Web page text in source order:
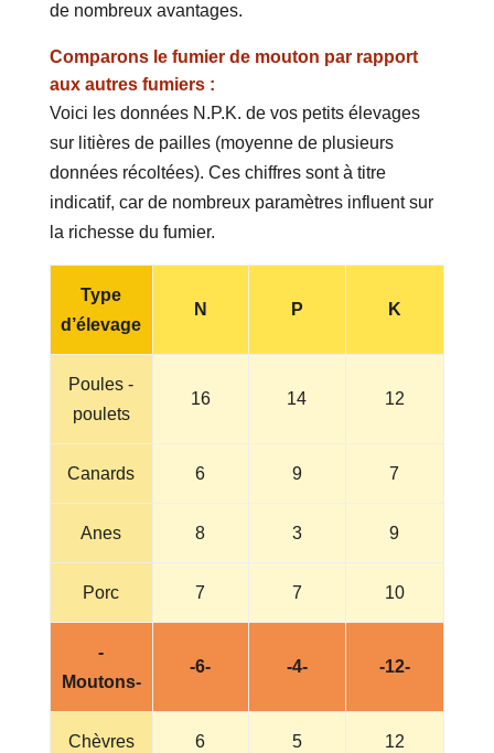
de nombreux avantages.
Comparons le fumier de mouton par rapport
aux autres fumiers :
Voici les données N.P.K. de vos petits élevages
sur litières de pailles (moyenne de plusieurs
données récoltées). Ces chiffres sont à titre
indicatif, car de nombreux paramètres influent sur
la richesse du fumier.
Type
d’élevage
N P K
Poules -
poulets
16 14 12
Canards 6 9 7
Anes 8 3 9
Porc 7 7 10
-
Moutons-
-6- -4- -12-
Chèvres 6 5 12